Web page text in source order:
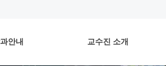
안내 교수진 소개